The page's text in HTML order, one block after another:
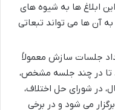
ابلاغ ها به شیوه های
آن ها می تواند تبعاتی
جلسات سازش معمولاً
تا در چند جلسه مشخص،
در شورای حل اختلاف،
می شود و در برخی